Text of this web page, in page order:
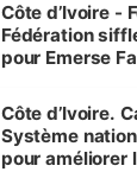
Côte d’Ivoire -
Fédération
pour Emerse
Côte d’Ivoire.
Système
pour améliorer